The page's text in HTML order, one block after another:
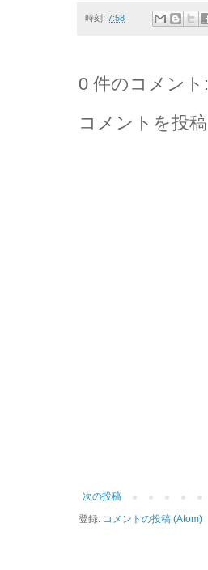
時刻: 7:58
0 件のコメント:
コメントを投稿
次の投稿
登録: コメントの投稿 (Atom)